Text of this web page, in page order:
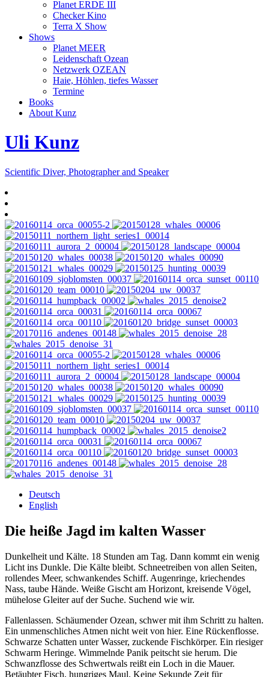
Planet ERDE III
Checker Kino
Terra X Show
Shows
Planet MEER
Leidenschaft Ozean
Netzwerk OZEAN
Haie, Höhlen, tiefes Wasser
Termine
Books
About Kunz
Uli Kunz
Scientific Diver, Photographer and Speaker
Deutsch
English
Die heiße Jagd im kalten Wasser
Dunkelheit und Kälte. 18 Stunden am Tag. Dann kommt ein wenig
Licht ins Dunkle. Die Kälte bleibt. Schneetreiben von allen Seiten,
rollendes Meer, schwankendes Schiff. Augenringe, kriechendes
Nass, taube Hände. Weiße Gischt am Horizont, kreisende Vögel,
mühelose Gleiter auf der Suche. Suchend wie wir.
Fallenlassen. Schäumender Ozean, schwer mit ihm Schritt zu halten.
Ein unmenschliches Atmen nicht weit von hier. Eine Rückenflosse.
Schwarze Schatten unter Wasser, zuckende Fischkörper. Ein riesiger
Schwarm Heringe. Wimmelnde Panik peitscht sie herum. Die
Schwanzflosse des Schwertwals reißt ein Loch in die Mauer.
Betäubter Fisch, hungriges Maul. Keine Sekunde Zeit für